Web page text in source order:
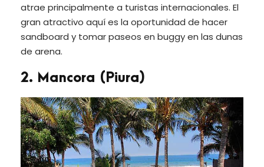
atrae principalmente a turistas internacionales. El
gran atractivo aquí es la oportunidad de hacer
sandboard y tomar paseos en buggy en las dunas
de arena.
2. Mancora (Piura)